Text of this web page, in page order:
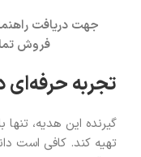
جهت دریافت
فروش
تجربه
گیرنده این هدیه،
تهیه کند. کافی است